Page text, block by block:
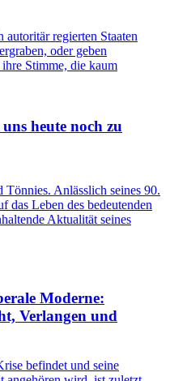
regierten Staaten
oder geben
Stimme, die kaum
heute noch zu
Anlässlich seines 90.
das Leben des bedeutenden
Aktualität seines
Moderne:
Verlangen und
befindet und seine